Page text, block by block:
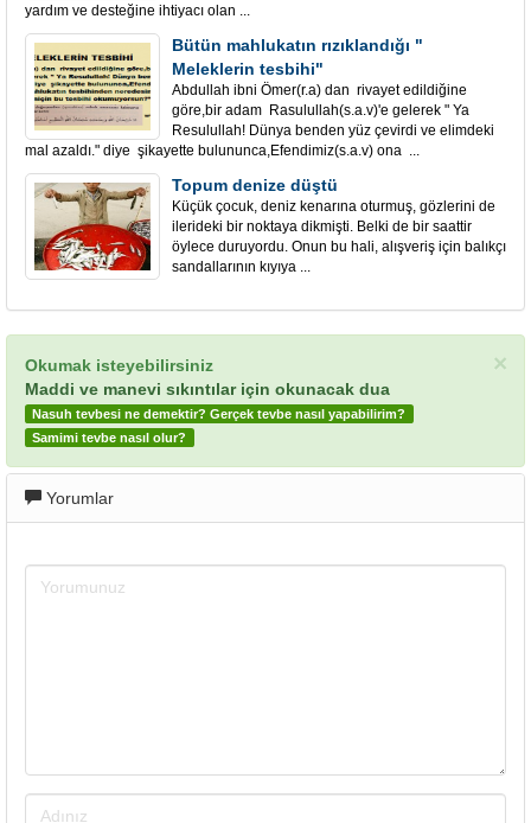
yardım ve desteğine ihtiyacı olan ...
Bütün mahlukatın rızıklandığı "
Meleklerin tesbihi"
Abdullah ibni Ömer(r.a) dan rivayet edildiğine
göre,bir adam Rasulullah(s.a.v)'e gelerek " Ya
Resulullah! Dünya benden yüz çevirdi ve elimdeki
mal azaldı." diye şikayette bulununca,Efendimiz(s.a.v) ona ...
Topum denize düştü
Küçük çocuk, deniz kenarına oturmuş, gözlerini de
ilerideki bir noktaya dikmişti. Belki de bir saattir
öylece duruyordu. Onun bu hali, alışveriş için balıkçı
sandallarının kıyıya ...
×
Okumak isteyebilirsiniz
Maddi ve manevi sıkıntılar için okunacak dua
Nasuh tevbesi ne demektir? Gerçek tevbe nasıl yapabilirim?
Samimi tevbe nasıl olur?
Yorumlar